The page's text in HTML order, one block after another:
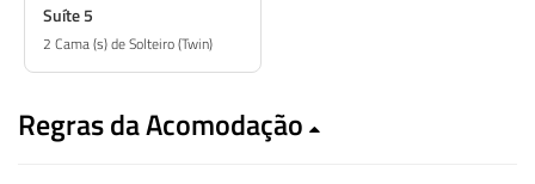
Suíte 5
2 Cama (s) de Solteiro (Twin)
Regras da Acomodação